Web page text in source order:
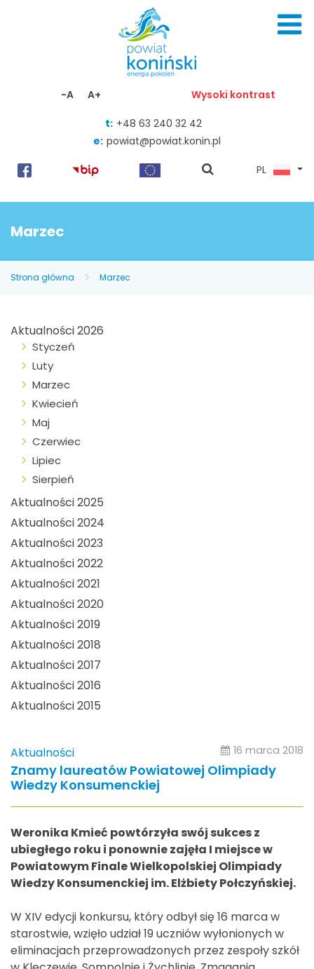
-A A+ Wysoki kontrast
t: +48 63 240 32 42
e: powiat@powiat.konin.pl
pokaż
PL
Marzec
Strona główna Marzec
Aktualności 2026
Styczeń
Luty
Marzec
Kwiecień
Maj
Czerwiec
Lipiec
Sierpień
Aktualności 2025
Aktualności 2024
Aktualności 2023
Aktualności 2022
Aktualności 2021
Aktualności 2020
Aktualności 2019
Aktualności 2018
Aktualności 2017
Aktualności 2016
Aktualności 2015
Aktualności 16 marca 2018
Znamy laureatów Powiatowej Olimpiady
Wiedzy Konsumenckiej
Weronika Kmieć powtórzyła swój sukces z
ubiegłego roku i ponownie zajęła I miejsce w
Powiatowym Finale Wielkopolskiej Olimpiady
Wiedzy Konsumenckiej im. Elżbiety Połczyńskiej.
W XIV edycji konkursu, który odbył się 16 marca w
starostwie, wzięło udział 19 uczniów wyłonionych w
eliminacjach przeprowadzonych przez zespoły szkół